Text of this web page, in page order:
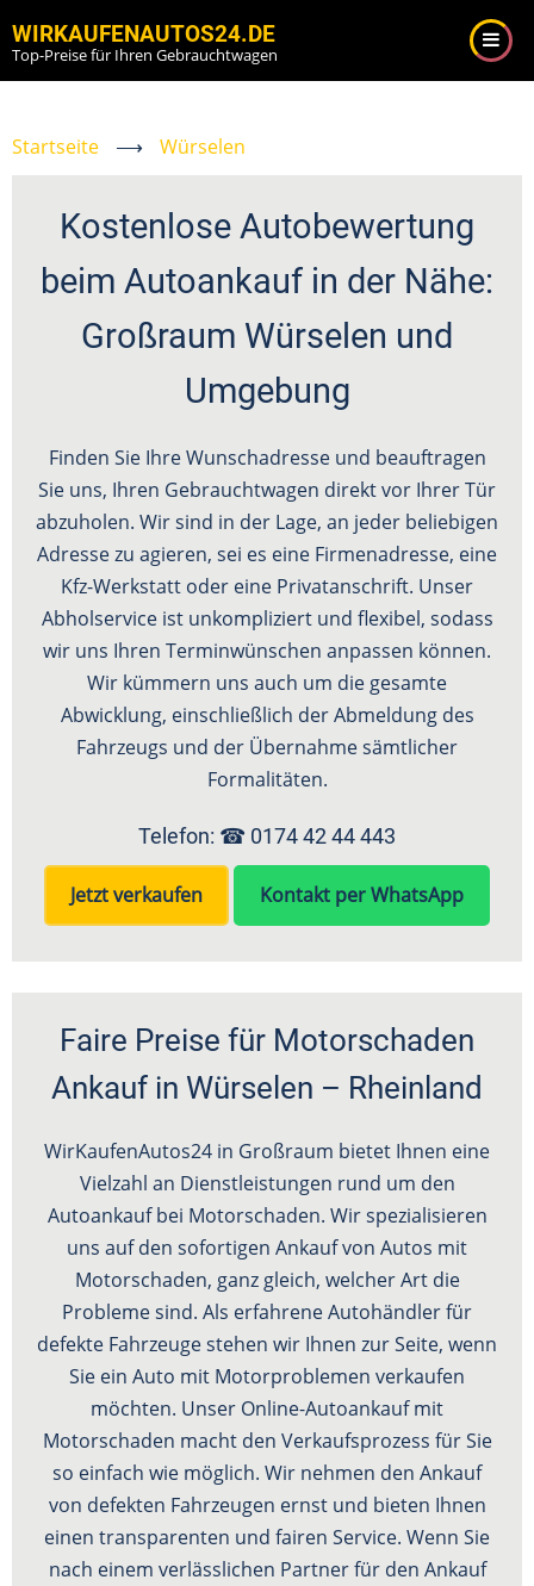
zum
Inhalt
WIRKAUFENAUTOS24.DE
Top-Preise für Ihren Gebrauchtwagen
Startseite ⟶ Würselen
Kostenlose Autobewertung
beim Autoankauf in der Nähe:
Großraum Würselen und
Umgebung
Finden Sie Ihre Wunschadresse und beauftragen
Sie uns, Ihren Gebrauchtwagen direkt vor Ihrer Tür
abzuholen. Wir sind in der Lage, an jeder beliebigen
Adresse zu agieren, sei es eine Firmenadresse, eine
Kfz-Werkstatt oder eine Privatanschrift. Unser
Abholservice ist unkompliziert und flexibel, sodass
wir uns Ihren Terminwünschen anpassen können.
Wir kümmern uns auch um die gesamte
Abwicklung, einschließlich der Abmeldung des
Fahrzeugs und der Übernahme sämtlicher
Formalitäten.
Telefon: ☎ 0174 42 44 443
Jetzt verkaufen Kontakt per WhatsApp
Faire Preise für Motorschaden
Ankauf in Würselen – Rheinland
WirKaufenAutos24 in Großraum bietet Ihnen eine
Vielzahl an Dienstleistungen rund um den
Autoankauf bei Motorschaden. Wir spezialisieren
uns auf den sofortigen Ankauf von Autos mit
Motorschaden, ganz gleich, welcher Art die
Probleme sind. Als erfahrene Autohändler für
defekte Fahrzeuge stehen wir Ihnen zur Seite, wenn
Sie ein Auto mit Motorproblemen verkaufen
möchten. Unser Online-Autoankauf mit
Motorschaden macht den Verkaufsprozess für Sie
so einfach wie möglich. Wir nehmen den Ankauf
von defekten Fahrzeugen ernst und bieten Ihnen
einen transparenten und fairen Service. Wenn Sie
nach einem verlässlichen Partner für den Ankauf